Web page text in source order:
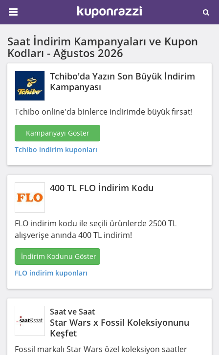
Saat İndirim Kampanyaları ve Kupon
Kodları - Ağustos 2026
Tchibo'da Yazın Son Büyük İndirim
Kampanyası
Tchibo online'da binlerce indirimde büyük fırsat!
Kampanyayı Göster
Tchibo indirim kuponları
400 TL FLO İndirim Kodu
FLO indirim kodu ile seçili ürünlerde 2500 TL
alışverişe anında 400 TL indirim!
İndirim Kodunu Göster
FLO indirim kuponları
Saat ve Saat
Star Wars x Fossil Koleksiyonunu
Keşfet
Fossil markalı Star Wars özel koleksiyon saatler